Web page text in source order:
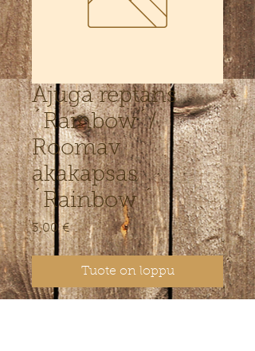
Ajuga reptans
´Rainbow´/
Roomav
akakapsas
´Rainbow ´
3,00 €Hinta
Tuote on loppu